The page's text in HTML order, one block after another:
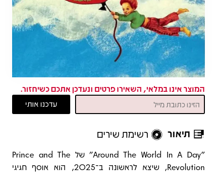
המוצר אינו במלאי, השאירו פרטים ונעדכן אתכם כשיחזור.
תיאור רשימת שירים
תיאור
"Around The World In A Day" של Prince and The
Revolution, שיצא לראשונה ב־2025, הוא אוסף חגיגי